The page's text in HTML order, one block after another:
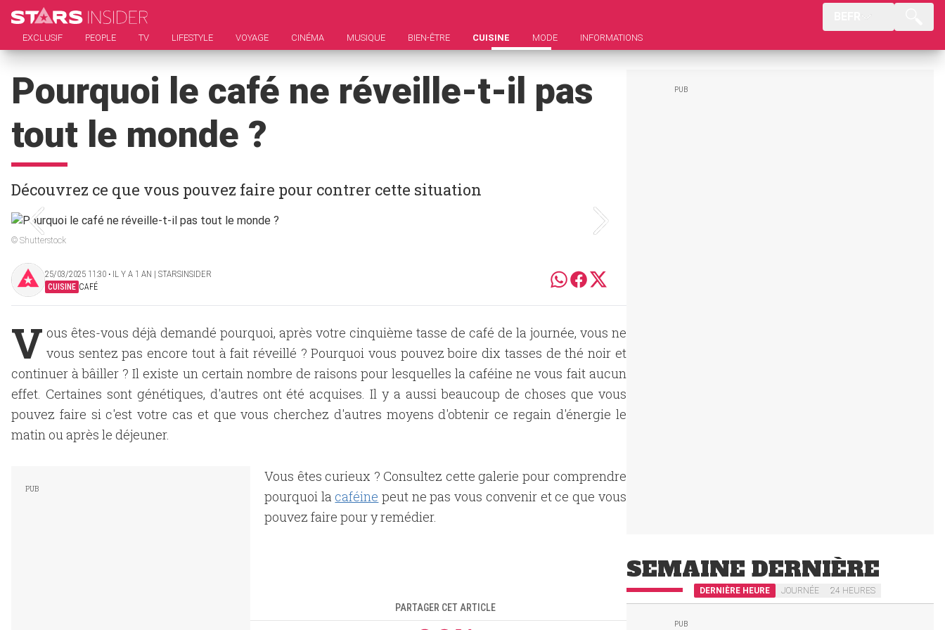
EXCLUSIF PEOPLE TV LIFESTYLE VOYAGE CINÉMA MUSIQUE BIEN-ÊTRE CUISINE MODE INFORMATIONS
Pourquoi le café ne réveille-t-il pas
tout le monde ?
Découvrez ce que vous pouvez faire pour contrer cette situation
© Shutterstock
25/03/2025 11:30 ‧ IL Y A 1 AN | STARSINSIDER
CUISINE CAFÉ
V ous êtes-vous déjà demandé pourquoi, après votre cinquième tasse de café de la journée, vous ne
vous sentez pas encore tout à fait réveillé ? Pourquoi vous pouvez boire dix tasses de thé noir et
continuer à bâiller ? Il existe un certain nombre de raisons pour lesquelles la caféine ne vous fait aucun
effet. Certaines sont génétiques, d'autres ont été acquises. Il y a aussi beaucoup de choses que vous
pouvez faire si c'est votre cas et que vous cherchez d'autres moyens d'obtenir ce regain d'énergie le
matin ou après le déjeuner.
Vous êtes curieux ? Consultez cette galerie pour comprendre
pourquoi la caféine peut ne pas vous convenir et ce que vous
pouvez faire pour y remédier.
PARTAGER CET ARTICLE
SEMAINE DERNIÈRE
DERNIÈRE HEURE JOURNÉE 24 HEURES